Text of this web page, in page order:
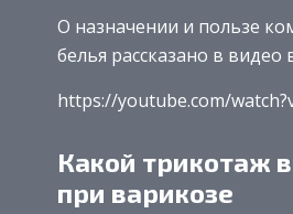
О назначении и пользе
белья рассказано в видео
https://youtube.com/
Какой трикотаж
при варикозе